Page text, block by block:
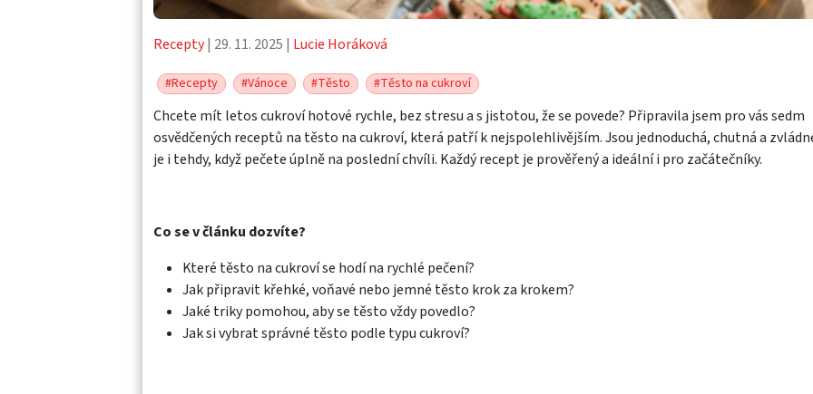
Recepty| 29. 11. 2025 | Lucie Horáková
#Recepty #Vánoce #Těsto #Těsto na cukroví
Chcete mít letos cukroví hotové rychle, bez stresu a s jistotou, že se povede? Připravila jsem pro vás sedm
osvědčených receptů na těsto na cukroví, která patří k nejspolehlivějším. Jsou jednoduchá, chutná a
je i tehdy, když pečete úplně na poslední chvíli. Každý recept je prověřený a ideální i pro začátečníky.
Co se v článku dozvíte?
Které těsto na cukroví se hodí na rychlé pečení?
Jak připravit křehké, voňavé nebo jemné těsto krok za krokem?
Jaké triky pomohou, aby se těsto vždy povedlo?
Jak si vybrat správné těsto podle typu cukroví?